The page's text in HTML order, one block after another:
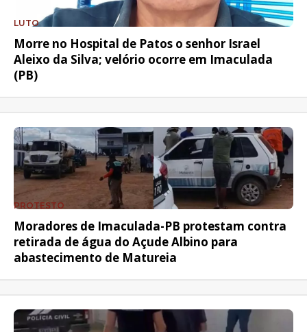
LUTO
Morre no Hospital de Patos o senhor Israel
Aleixo da Silva; velório ocorre em Imaculada
(PB)
PROTESTO
Moradores de Imaculada-PB protestam contra
retirada de água do Açude Albino para
abastecimento de Matureia